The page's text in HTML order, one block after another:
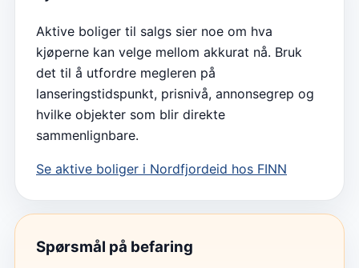
Aktive boliger til salgs sier noe om hva
kjøperne kan velge mellom akkurat nå. Bruk
det til å utfordre megleren på
lanseringstidspunkt, prisnivå, annonsegrep og
hvilke objekter som blir direkte
sammenlignbare.
Se aktive boliger i Nordfjordeid hos FINN
Spørsmål på befaring